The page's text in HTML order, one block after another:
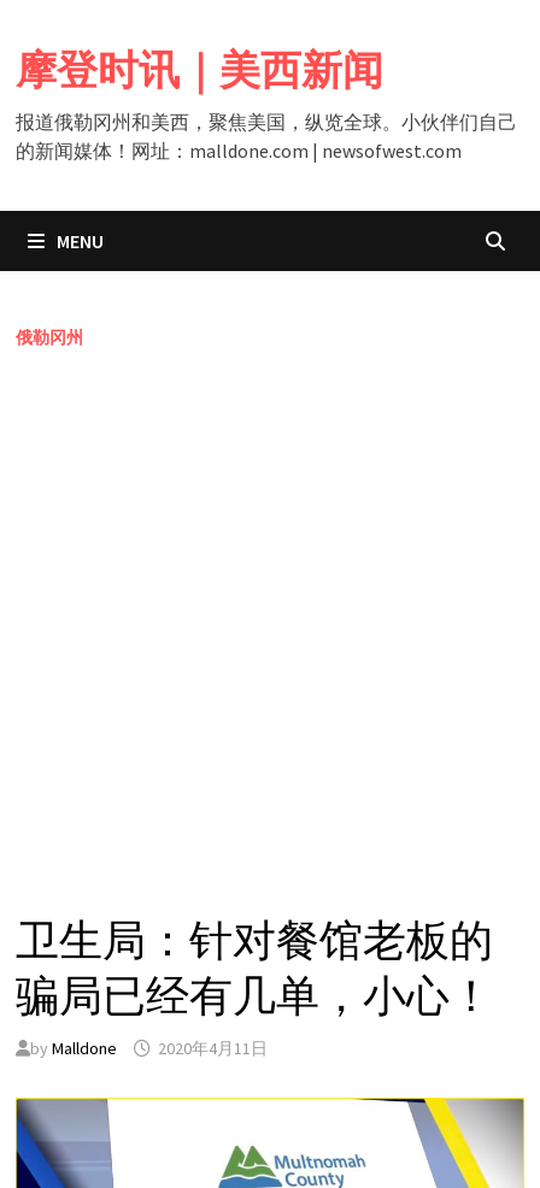
content
摩登时讯｜美西新闻
报道俄勒冈州和美西，聚焦美国，纵览全球。小伙伴们自己
的新闻媒体！网址：malldone.com | newsofwest.com
MENU
俄勒冈州
卫生局：针对餐馆老板的
骗局已经有几单，小心！
by Malldone 2020年4月11日